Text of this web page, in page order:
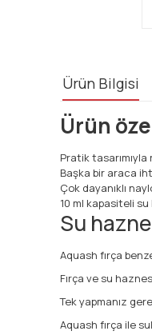
Ürün Bilgisi
Ürün
Pratik tasarımıyla
Başka bir araca
Çok dayanıklı
10 ml kapasiteli su
Su
Aquash fırça
Fırça ve su
Tek yapmanız
Aquash fırça ile